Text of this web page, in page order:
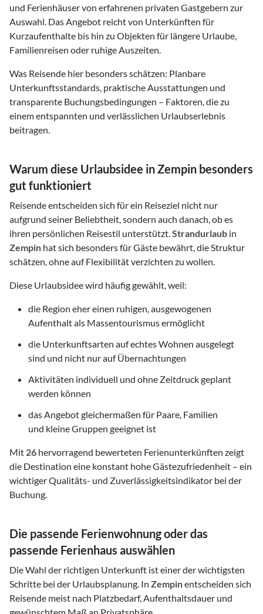
und Ferienhäuser von erfahrenen privaten Gastgebern zur
Auswahl. Das Angebot reicht von Unterkünften für
Kurzaufenthalte bis hin zu Objekten für längere Urlaube,
Familienreisen oder ruhige Auszeiten.
Was Reisende hier besonders schätzen: Planbare
Unterkunftsstandards, praktische Ausstattungen und
transparente Buchungsbedingungen – Faktoren, die zu
einem entspannten und verlässlichen Urlaubserlebnis
beitragen.
Warum diese Urlaubsidee in Zempin besonders
gut funktioniert
Reisende entscheiden sich für ein Reiseziel nicht nur
aufgrund seiner Beliebtheit, sondern auch danach, ob es
ihren persönlichen Reisestil unterstützt.Strandurlaub in
Zempin hat sich besonders für Gäste bewährt, die Struktur
schätzen, ohne auf Flexibilität verzichten zu wollen.
Diese Urlaubsidee wird häufig gewählt, weil:
die Region eher einen ruhigen, ausgewogenen
Aufenthalt als Massentourismus ermöglicht
die Unterkunftsarten auf echtes Wohnen ausgelegt
sind und nicht nur auf Übernachtungen
Aktivitäten individuell und ohne Zeitdruck geplant
werden können
das Angebot gleichermaßen für Paare, Familien
und kleine Gruppen geeignet ist
Mit 26 hervorragend bewerteten Ferienunterkünften zeigt
die Destination eine konstant hohe Gästezufriedenheit – ein
wichtiger Qualitäts- und Zuverlässigkeitsindikator bei der
Buchung.
Die passende Ferienwohnung oder das
passende Ferienhaus auswählen
Die Wahl der richtigen Unterkunft ist einer der wichtigsten
Schritte bei der Urlaubsplanung. In Zempinentscheiden sich
Reisende meist nach Platzbedarf, Aufenthaltsdauer und